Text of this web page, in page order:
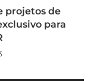
projetos de
para